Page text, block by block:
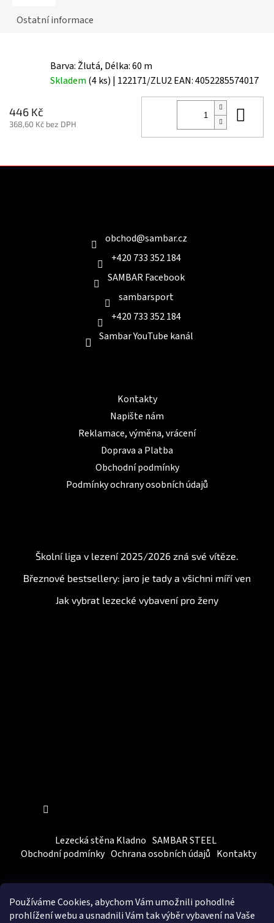
Používáme Cookies, abychom Vámumožnili pohodlné
prohlížení webu a usnadnili Vám tak výběr vybavení na Vaše
Ostatní informace
Barva: Žlutá, Délka: 60 m
Skladem (4 ks) | 122171/ZLU2EAN:4052285574017
446 Kč
368,60 Kč bez DPH
obchod@sambar.cz
+420 733 352 184
SAMBAR Facebook
sambarsport
+420 733 352 184
Sambar YouTube kanál
Kontakty
Napište nám
Reklamace, výměna, vrácení
Doprava a Platba
Obchodní podmínky
Podmínky ochrany osobních údajů
Školní liga v lezení 2025/2026 zná své vítěze.
Březnové bestsellery: jaro je tady a všichni míří ven
Jak vybrat lezecké vybavení pro ženy
Lezecká stěna Kladno SAMBAR STEEL
Obchodní podmínky Ochrana osobních údajů Kontakty